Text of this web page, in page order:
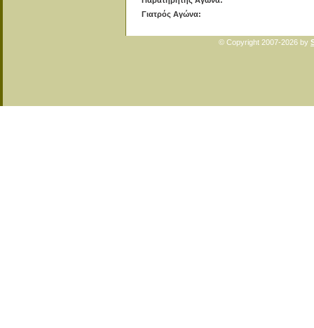
Γιατρός Αγώνα:
© Copyright 2007-2026 by